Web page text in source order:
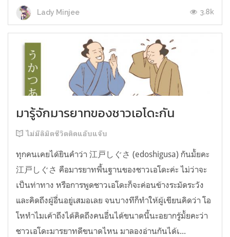
Lady Minjee 3.8k
มารู้จักมารยาทของชาวเอโดะกัน
ไม่มีลิมิตชีวิตติดแอ๊บแจ๊บ
ทุกคนเคยได้ยินคำว่า 江戸しぐさ (edoshigusa) กันมั้ยคะ
江戸しぐさ คือมารยาทพื้นฐานของชาวเอโดะค่ะ ไม่ว่าจะ
เป็นท่าทาง หรือการพูดชาวเอโดะก็จะค่อนข้างระมัดระวัง
และคิดถึงผู้อื่นอยู่เสมอเลย จนบางทีก็ทำให้ผู้เขียนคิดว่า โอ
โหทำไมเค้าถึงได้คิดถึงคนอื่นได้ขนาดนี้นะอยากรู้มั้ยคะว่า
ชาวเอโดะมารยาทดีขนาดไหน มาลองอ่านกันได้เ...